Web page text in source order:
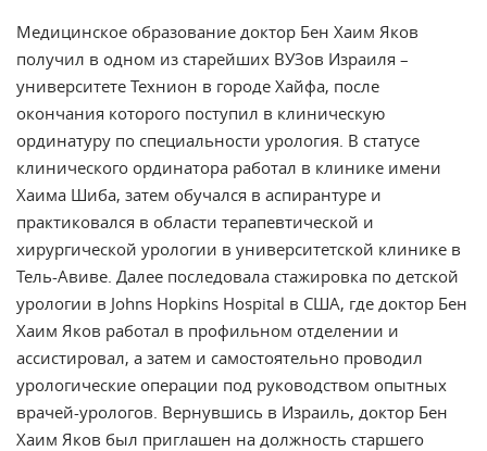
Медицинское образование доктор Бен Хаим Яков
получил в одном из старейших ВУЗов Израиля –
университете Технион в городе Хайфа, после
окончания которого поступил в клиническую
ординатуру по специальности урология. В статусе
клинического ординатора работал в клинике имени
Хаима Шиба, затем обучался в аспирантуре и
практиковался в области терапевтической и
хирургической урологии в университетской клинике в
Тель-Авиве. Далее последовала стажировка по детской
урологии в Johns Hopkins Hospital в США, где доктор Бен
Хаим Яков работал в профильном отделении и
ассистировал, а затем и самостоятельно проводил
урологические операции под руководством опытных
врачей-урологов. Вернувшись в Израиль, доктор Бен
Хаим Яков был приглашен на должность старшего